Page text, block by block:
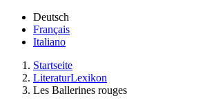
Deutsch
Français
Italiano
Startseite
LiteraturLexikon
Les Ballerines rouges